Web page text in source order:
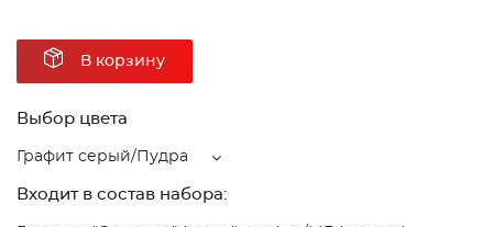
В корзину
Выбор цвета
Графит серый/Пудра
Входит в состав набора: